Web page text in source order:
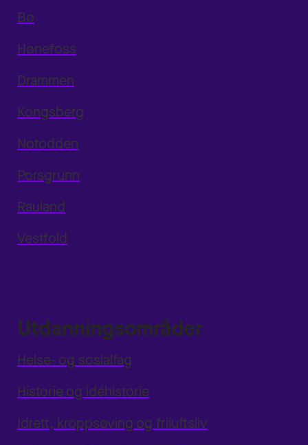
Bø
Hønefoss
Drammen
Kongsberg
Notodden
Porsgrunn
Rauland
Vestfold
Utdanningsområder
Helse- og sosialfag
Historie og idéhistorie
Idrett, kroppsøving og friluftsliv